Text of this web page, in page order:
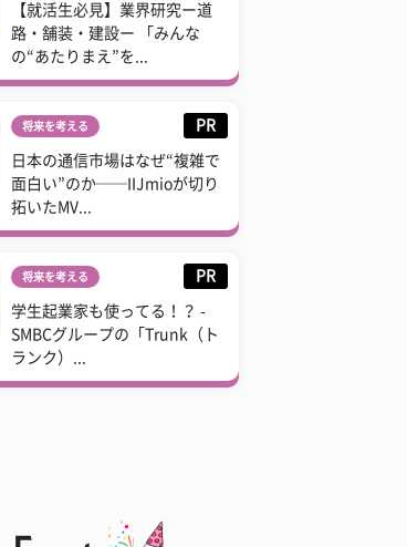
【就活生必見】業界研究ー道
路・舗装・建設ー 「みんな
の“あたりまえ”を...
将来を考える PR
日本の通信市場はなぜ“複雑で
面白い”のか──IIJmioが切り
拓いたMV...
将来を考える PR
学生起業家も使ってる！？ -
SMBCグループの「Trunk（ト
ランク）...